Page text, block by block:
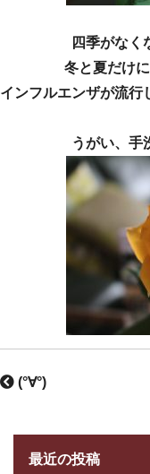
四季がなく
冬と夏だけ
インフルエンザが流行
うがい、手
(°∀°)
最近の投稿